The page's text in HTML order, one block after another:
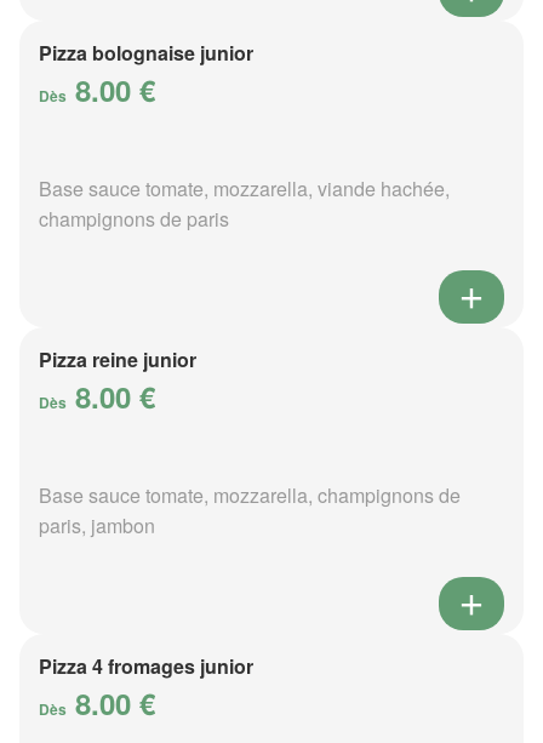
Pizza bolognaise junior
Dès 8.00 €
Base sauce tomate, mozzarella, viande hachée,
champignons de paris
Pizza reine junior
Dès 8.00 €
Base sauce tomate, mozzarella, champignons de
paris, jambon
Pizza 4 fromages junior
Dès 8.00 €